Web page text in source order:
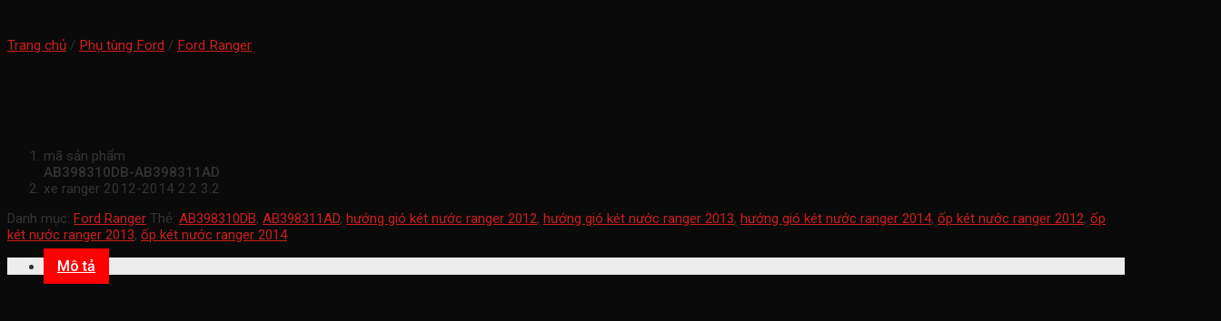
Trang chủ / Phụ tùng Ford / Ford Ranger
mã sản phẩm
AB398310DB-AB398311AD
xe ranger 2012-2014 2.2 3.2
Danh mục: Ford Ranger Thẻ: AB398310DB, AB398311AD, hướng gió két nước ranger 2012, hướng gió két nước ranger 2013, hướng gió két nước ranger 2014, ốp két nước ranger 2012, ốp
két nước ranger 2013, ốp két nước ranger 2014
Mô tả